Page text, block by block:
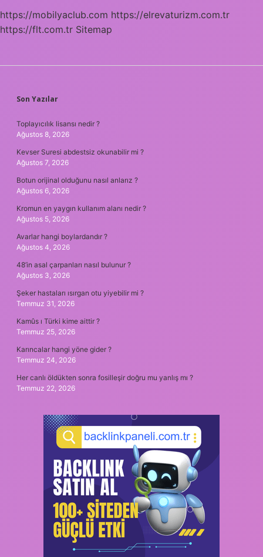
https://mobilyaclub.com https://elrevaturizm.com.tr
https://flt.com.tr Sitemap
SIDEBAR
Son Yazılar
Toplayıcılık lisansı nedir ?
Ağustos 8, 2026
Kevser Suresi abdestsiz okunabilir mi ?
Ağustos 7, 2026
Botun orijinal olduğunu nasıl anlarız ?
Ağustos 6, 2026
Kromun en yaygın kullanım alanı nedir ?
Ağustos 5, 2026
Avarlar hangi boylardandır ?
Ağustos 4, 2026
48’in asal çarpanları nasıl bulunur ?
Ağustos 3, 2026
Şeker hastaları ısırgan otu yiyebilir mi ?
Temmuz 31, 2026
Kamûs ı Türki kime aittir ?
Temmuz 25, 2026
Karıncalar hangi yöne gider ?
Temmuz 24, 2026
Her canlı öldükten sonra fosilleşir doğru mu yanlış mı ?
Temmuz 22, 2026